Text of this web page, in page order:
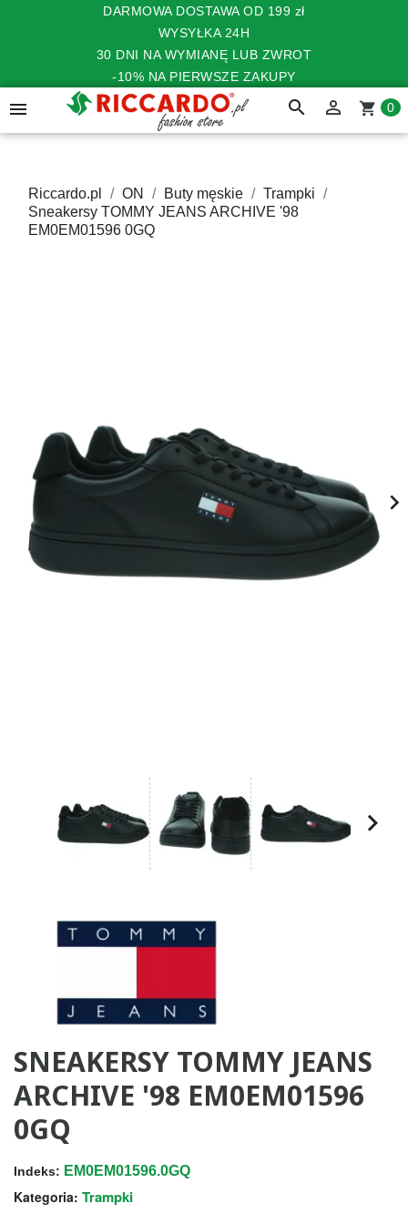
DARMOWA DOSTAWA OD 199 zł
WYSYŁKA 24H
30 DNI NA WYMIANĘ LUB ZWROT
-10% NA PIERWSZE ZAKUPY
 search  shopping_cart 0
Riccardo.pl ON Buty męskie
Trampki
Sneakersy TOMMY JEANS ARCHIVE '98
EM0EM01596 0GQ

SNEAKERSY TOMMY JEANS
ARCHIVE '98 EM0EM01596
0GQ
Indeks: EM0EM01596.0GQ
Kategoria: Trampki